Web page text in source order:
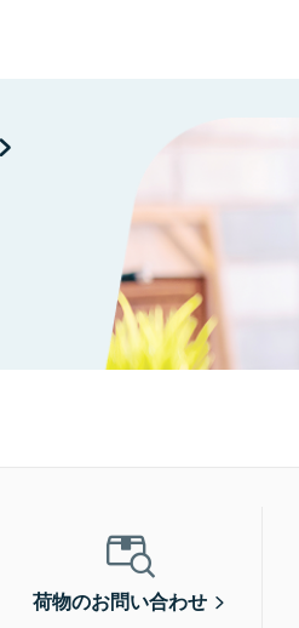
荷物のお問い合わせ